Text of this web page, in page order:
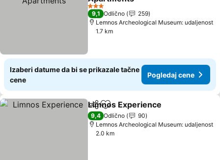
3 Zvezdice
9,1 Odlično
259
Lemnos Archeological Museum: udaljenost
1.7 km
Izaberi datume da bi se prikazale tačne
cene
Pogledaj cene
Deli Dodati u favorite
Limnos Experience
9,4 Odlično
90
Lemnos Archeological Museum: udaljenost
2.0 km